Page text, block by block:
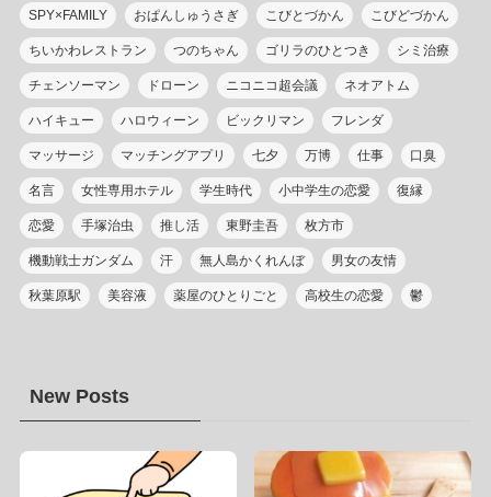
SPY×FAMILY おぱんしゅうさぎ こびとづかん こびどづかん
ちいかわレストラン つのちゃん ゴリラのひとつき シミ治療
チェンソーマン ドローン ニコニコ超会議 ネオアトム
ハイキュー ハロウィーン ビックリマン フレンダ
マッサージ マッチングアプリ 七夕 万博 仕事 口臭
名言 女性専用ホテル 学生時代 小中学生の恋愛 復縁
恋愛 手塚治虫 推し活 東野圭吾 枚方市
機動戦士ガンダム 汗 無人島かくれんぼ 男女の友情
秋葉原駅 美容液 薬屋のひとりごと 高校生の恋愛 鬱
New Posts